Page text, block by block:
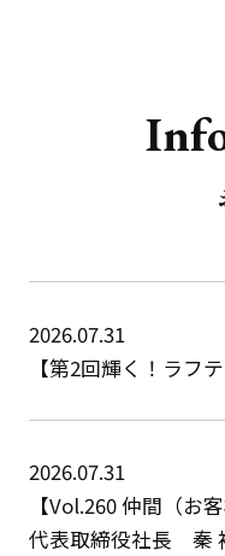
Inf
2026.07.31
【第2回輝く！ラフ
2026.07.31
【Vol.260 仲間（お
代表取締役社長 秦